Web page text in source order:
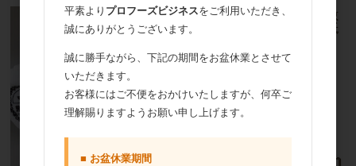
平素より プロフーズビジネスをご利用いただき、
誠にありがとうございます。
誠に勝手ながら、下記の期間をお盆休業とさせて
いただきます。
お客様にはご不便をおかけいたしますが、何卒ご
理解賜りますようお願い申し上げます。
■ お盆休業期間